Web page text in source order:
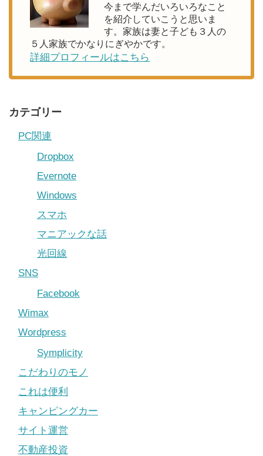
今まで学んだいろいろなこと
を紹介していこうと思いま
す。家族は妻と子ども３人の
５人家族でかなりにぎやかです。
詳細プロフィールはこちら
カテゴリー
PC関連
Dropbox
Evernote
Windows
スマホ
マニアックな話
光回線
SNS
Facebook
Wimax
Wordpress
Symplicity
こだわりのモノ
これは便利
キャンピングカー
サイト運営
不動産投資